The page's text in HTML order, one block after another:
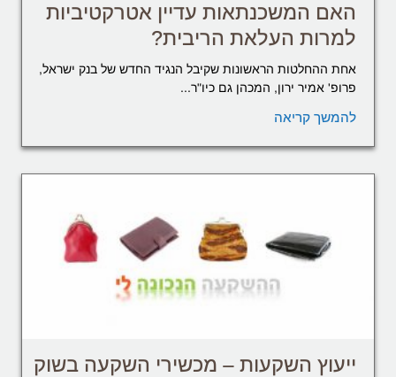
האם המשכנתאות עדיין אטרקטיביות
למרות העלאת הריבית?
אחת ההחלטות הראשונות שקיבל הנגיד החדש של בנק ישראל,
פרופ' אמיר ירון, המכהן גם כיו"ר...
להמשך קריאה
ייעוץ השקעות – מכשירי השקעה בשוק